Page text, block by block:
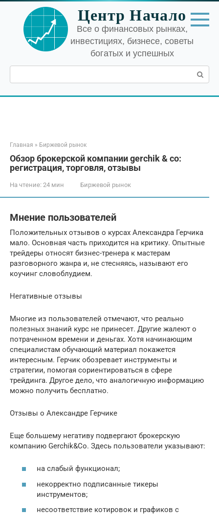
Перейти
контенту
Центр Начало
Все о финансовых рынках,
инвестициях, бизнесе, советы
богатых и успешных
Поиск:
Главная » Биржевой рынок
Обзор брокерской компании gerchik & сo:
регистрация, торговля, отзывы
На чтение: 24 мин Биржевой рынок
Мнение пользователей
Положительных отзывов о курсах Александра Герчика
мало. Основная часть приходится на критику. Опытные
трейдеры относят бизнес-тренера к мастерам
разговорного жанра и, не стесняясь, называют его
коучинг словоблудием.
Негативные отзывы
Многие из пользователей отмечают, что реально
полезных знаний курс не принесет. Другие жалеют о
потраченном времени и деньгах. Хотя начинающим
специалистам обучающий материал покажется
интересным. Герчик обозревает инструменты и
стратегии, помогая сориентироваться в сфере
трейдинга. Другое дело, что аналогичную информацию
можно получить бесплатно.
Отзывы о Александре Герчике
Еще большему негативу подвергают брокерскую
компанию Gerchik&Co. Здесь пользователи указывают:
на слабый функционал;
некорректно подписанные тикеры
инструментов;
несоответствие котировок и графиков с